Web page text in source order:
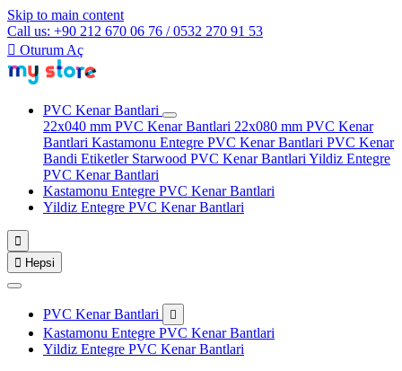
Skip to main content
Call us: +90 212 670 06 76 / 0532 270 91 53
 Oturum Aç
PVC Kenar Bantlari
22x040 mm PVC Kenar Bantlari 22x080 mm PVC Kenar
Bantlari Kastamonu Entegre PVC Kenar Bantlari PVC Kenar
Bandi Etiketler Starwood PVC Kenar Bantlari Yildiz Entegre
PVC Kenar Bantlari
Kastamonu Entegre PVC Kenar Bantlari
Yildiz Entegre PVC Kenar Bantlari

 Hepsi
PVC Kenar Bantlari 
Kastamonu Entegre PVC Kenar Bantlari
Yildiz Entegre PVC Kenar Bantlari